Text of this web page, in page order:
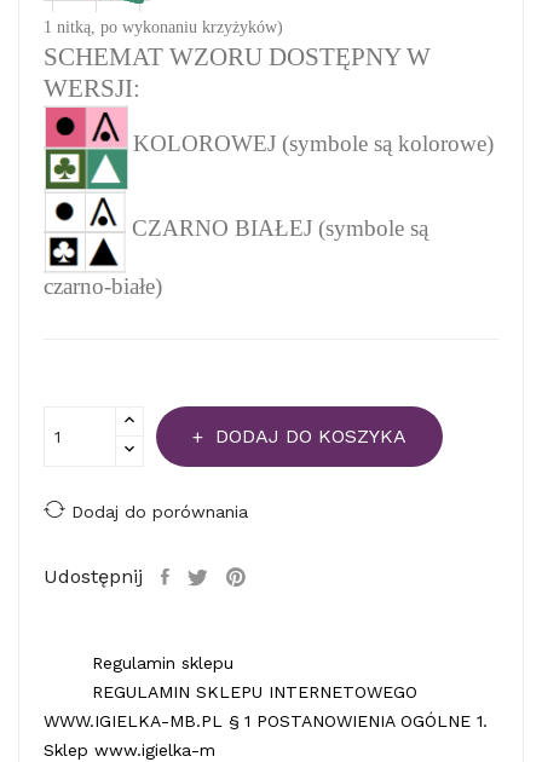
1 nitką, po wykonaniu krzyżyków)
SCHEMAT WZORU DOSTĘPNY W
WERSJI:
KOLOROWEJ (symbole są kolorowe)
CZARNO BIAŁEJ (symbole są
czarno-białe)
DODAJ DO KOSZYKA
Dodaj do porównania
Udostępnij
Regulamin sklepu
REGULAMIN SKLEPU INTERNETOWEGO
WWW.IGIELKA-MB.PL § 1 POSTANOWIENIA OGÓLNE 1.
Sklep www.igielka-m